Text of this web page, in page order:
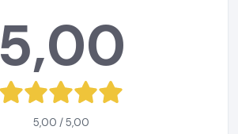
5,00
5,00 / 5,00